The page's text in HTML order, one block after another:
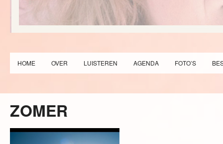
HOME OVER LUISTEREN AGENDA FOTO’S
ZOMER